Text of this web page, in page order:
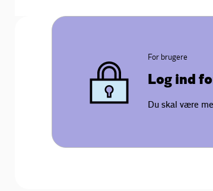
For brugere
Log ind
Du skal være